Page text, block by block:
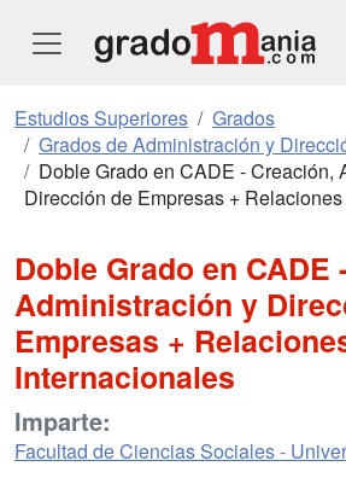
Estudios Superiores
Grados
Grados de Administración y
Doble Grado en CADE - Creación,
Dirección de Empresas +
Doble Grado en CADE
Administración y
Empresas +
Internacionales
Imparte:
Facultad de Ciencias Sociales -